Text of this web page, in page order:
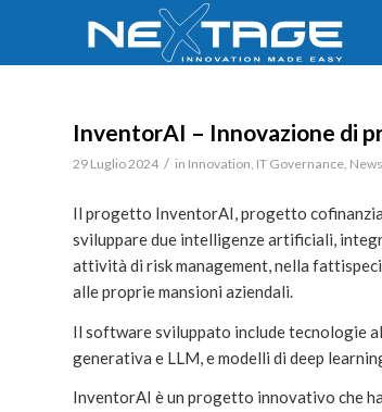
InventorAI – Innovazione di
29 Luglio 2024 / in Innovation, IT Governance, News
Il progetto InventorAI, progetto
sviluppare due intelligenze artificiali,
attività di risk management, nella
alle proprie mansioni aziendali.
Il software sviluppato include tecnologie
generativa e LLM, e modelli di deep
InventorAI è un progetto innovativo che